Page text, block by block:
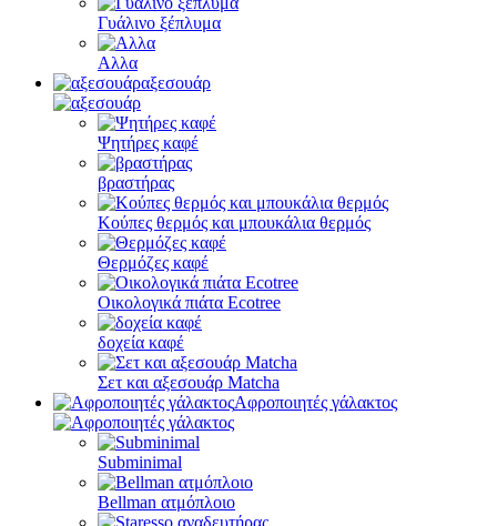
Γυάλινο ξέπλυμα
Αλλα
αξεσουάρ
Ψητήρες καφέ
βραστήρας
Κούπες θερμός και μπουκάλια θερμός
Θερμόζες καφέ
Οικολογικά πιάτα Ecotree
δοχεία καφέ
Σετ και αξεσουάρ Matcha
Αφροποιητές γάλακτος
Subminimal
Bellman ατμόπλοιο